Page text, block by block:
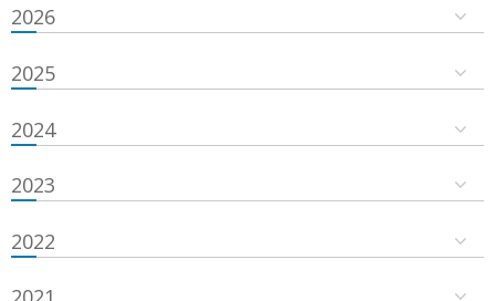
2026
2025
2024
2023
2022